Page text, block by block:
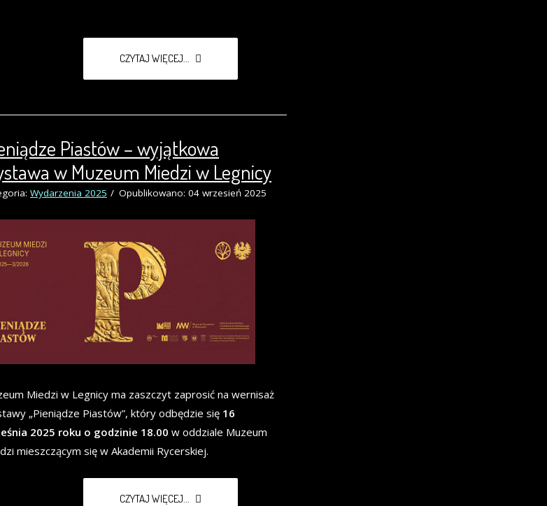
CZYTAJ WIĘCEJ...
Piastów – wyjątkowa
w Muzeum Miedzi w Legnicy
Wydarzenia 2025 Opublikowano: 04 wrzesień 2025
Miedzi w Legnicy ma zaszczyt zaprosić na wernisaż
„Pieniądze Piastów”, który odbędzie się 16
2025 roku o godzinie 18.00 w oddziale Muzeum
mieszczącym się w Akademii Rycerskiej.
CZYTAJ WIĘCEJ...